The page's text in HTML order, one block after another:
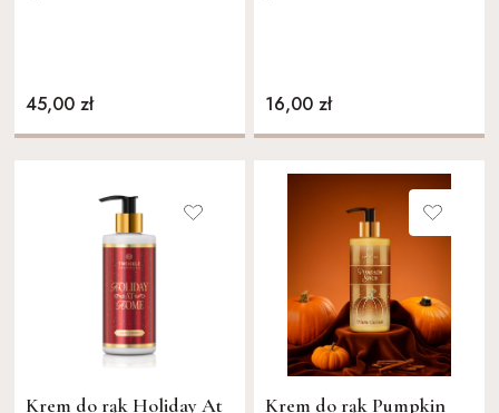
45,00 zł 16,00 zł
Krem do rąk Holiday At
Krem do rąk Pumpkin